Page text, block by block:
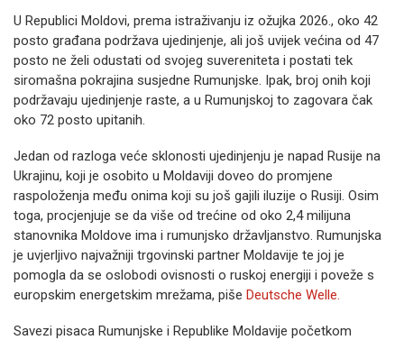
U Republici Moldovi, prema istraživanju iz ožujka 2026., oko 42
posto građana podržava ujedinjenje, ali još uvijek većina od 47
posto ne želi odustati od svojeg suvereniteta i postati tek
siromašna pokrajina susjedne Rumunjske. Ipak, broj onih koji
podržavaju ujedinjenje raste, a u Rumunjskoj to zagovara čak
oko 72 posto upitanih.
Jedan od razloga veće sklonosti ujedinjenju je napad Rusije na
Ukrajinu, koji je osobito u Moldaviji doveo do promjene
raspoloženja među onima koji su još gajili iluzije o Rusiji. Osim
toga, procjenjuje se da više od trećine od oko 2,4 milijuna
stanovnika Moldove ima i rumunjsko državljanstvo. Rumunjska
je uvjerljivo najvažniji trgovinski partner Moldavije te joj je
pomogla da se oslobodi ovisnosti o ruskoj energiji i poveže s
europskim energetskim mrežama, piše Deutsche Welle.
Savezi pisaca Rumunjske i Republike Moldavije početkom